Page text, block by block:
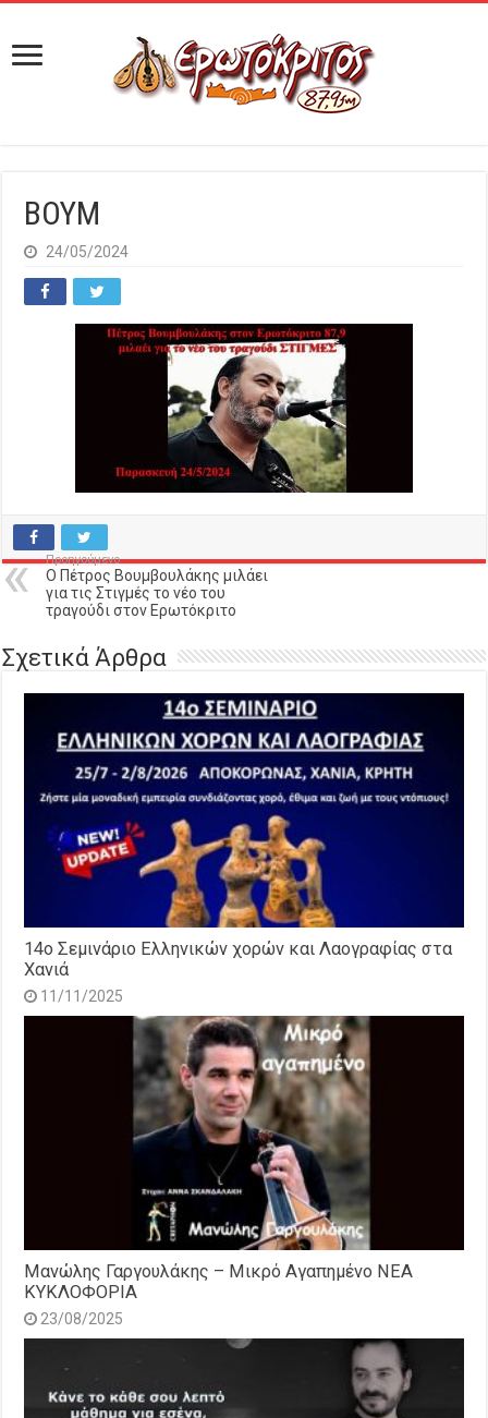
BOYM
24/05/2024
Προηγούμενο
Ο Πέτρος Βουμβουλάκης μιλάει
για τις Στιγμές το νέο του
τραγούδι στον Ερωτόκριτο
Σχετικά Άρθρα
14o Σεμινάριο Ελληνικών χορών και Λαογραφίας στα
Χανιά
11/11/2025
Μανώλης Γαργουλάκης – Μικρό Αγαπημένο NEΑ
ΚΥΚΛΟΦΟΡΙΑ
23/08/2025